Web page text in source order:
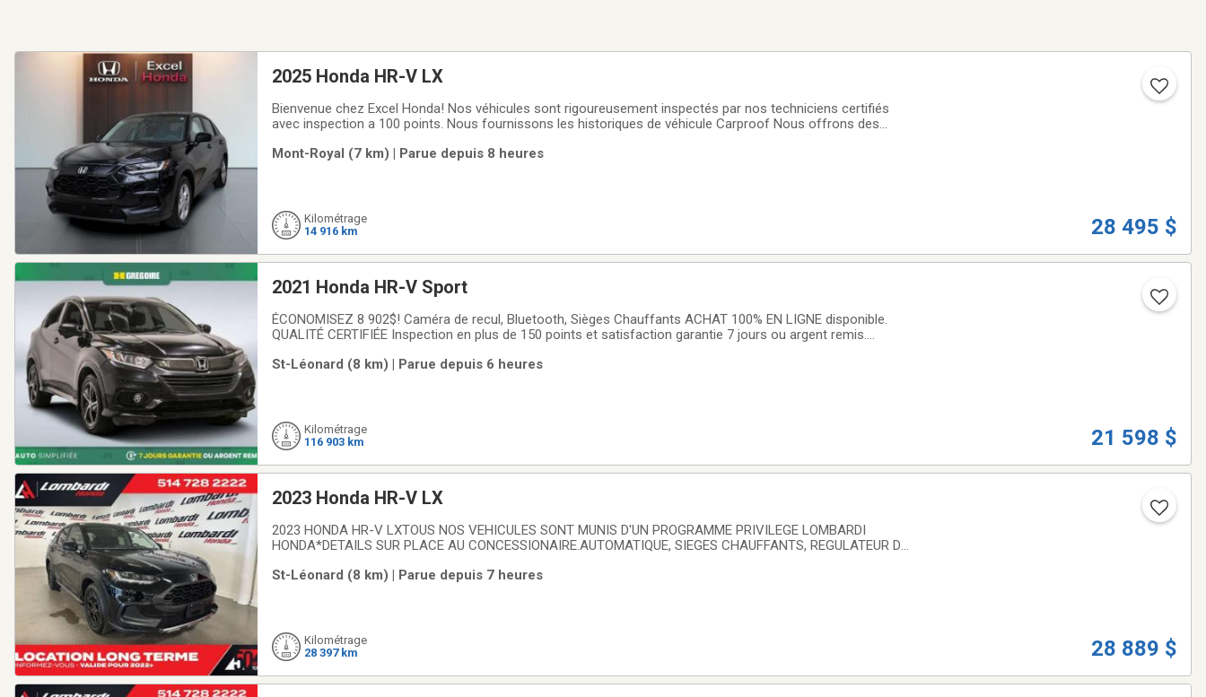
2025 Honda HR-V LX
Bienvenue chez Excel Honda! Nos véhicules sont rigoureusement inspectés par nos techniciens certifiés
avec inspection a 100 points. Nous fournissons les historiques de véhicule Carproof Nous offrons des
avantageux et compétitifs Nous sommes
Mont-Royal (7 km) | Parue depuis 8 heures
Kilométrage
14 916 km
28 495 $
2021 Honda HR-V Sport
ÉCONOMISEZ 8 902$! Caméra de recul, Bluetooth, Sièges Chauffants ACHAT 100% EN LIGNE disponible.
QUALITÉ CERTIFIÉE Inspection en plus de 150 points et satisfaction garantie 7 jours ou argent remis.
toujours plus pour votre VÉHICULE DÉCHANGE. 30
St-Léonard (8 km) | Parue depuis 6 heures
Kilométrage
116 903 km
21 598 $
2023 Honda HR-V LX
2023 HONDA HR-V LXTOUS NOS VEHICULES SONT MUNIS D'UN PROGRAMME PRIVILEGE LOMBARDI
HONDA*DETAILS SUR PLACE AU CONCESSIONAIRE.AUTOMATIQUE, SIEGES CHAUFFANTS, REGULATEUR DE
disponible.-Vehicule entierement INSPECTE avec soin par nos techniciens.-FINANCEMENT
St-Léonard (8 km) | Parue depuis 7 heures
Kilométrage
28 397 km
28 889 $